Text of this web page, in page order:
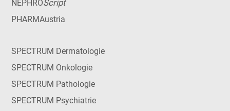
NEPHROScript
PHARMAustria
SPECTRUM Dermatologie
SPECTRUM Onkologie
SPECTRUM Pathologie
SPECTRUM Psychiatrie